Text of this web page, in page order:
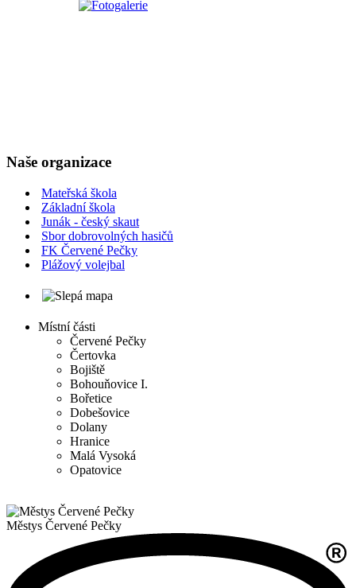
Naše organizace
Mateřská škola
Základní škola
Junák - český skaut
Sbor dobrovolných hasičů
FK Červené Pečky
Plážový volejbal
Místní části
Červené Pečky
Čertovka
Bojiště
Bohouňovice I.
Bořetice
Dobešovice
Dolany
Hranice
Malá Vysoká
Opatovice
Městys Červené Pečky